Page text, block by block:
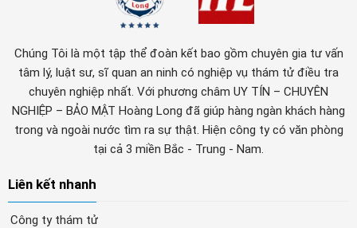
Chúng Tôi là một tập thể đoàn kết bao gồm chuyên gia tư vấn
tâm lý, luật sư, sĩ quan an ninh có nghiệp vụ thám tử điều tra
chuyên nghiệp nhất. Với phương châm UY TÍN – CHUYÊN
NGHIỆP – BẢO MẬT Hoàng Long đã giúp hàng ngàn khách hàng
trong và ngoài nước tìm ra sự thật. Hiện công ty có văn phòng
tại cả 3 miền Bắc - Trung - Nam.
Liên kết nhanh
Công ty thám tử